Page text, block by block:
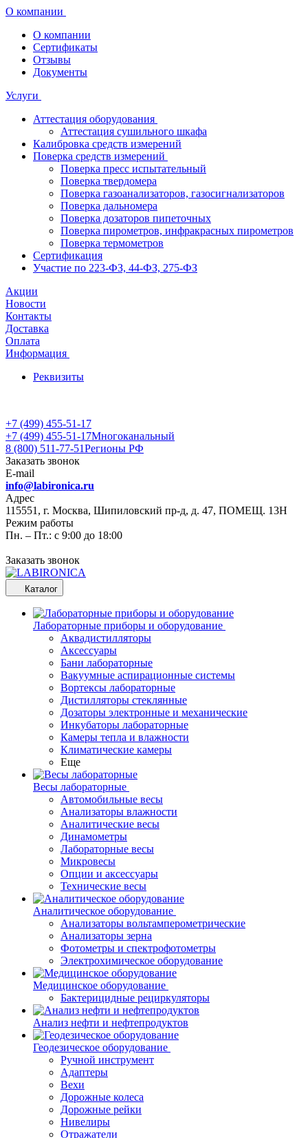
О компании
О компании
Сертификаты
Отзывы
Документы
Услуги
Аттестация оборудования
Аттестация сушильного шкафа
Калибровка средств измерений
Поверка средств измерений
Поверка пресс испытательный
Поверка твердомера
Поверка газоанализаторов, газосигнализаторов
Поверка дальномера
Поверка дозаторов пипеточных
Поверка пирометров, инфракрасных пирометров
Поверка термометров
Сертификация
Участие по 223-ФЗ, 44-ФЗ, 275-ФЗ
Акции
Новости
Контакты
Доставка
Оплата
Информация
Реквизиты
+7 (499) 455-51-17
+7 (499) 455-51-17Многоканальный
8 (800) 511-77-51Регионы РФ
Заказать звонок
E-mail
info@labironica.ru
Адрес
115551, г. Москва, Шипиловский пр-д, д. 47, ПОМЕЩ. 13Н
Режим работы
Пн. – Пт.: с 9:00 до 18:00
Заказать звонок
Каталог
Лабораторные приборы и оборудование
Аквадистилляторы
Аксессуары
Бани лабораторные
Вакуумные аспирационные системы
Вортексы лабораторные
Дистилляторы стеклянные
Дозаторы электронные и механические
Инкубаторы лабораторные
Камеры тепла и влажности
Климатические камеры
Еще
Весы лабораторные
Автомобильные весы
Анализаторы влажности
Аналитические весы
Динамометры
Лабораторные весы
Микровесы
Опции и аксессуары
Технические весы
Аналитическое оборудование
Анализаторы вольтамперометрические
Анализаторы зерна
Фотометры и спектрофотометры
Электрохимическое оборудование
Медицинское оборудование
Бактерицидные рециркуляторы
Анализ нефти и нефтепродуктов
Геодезическое оборудование
Ручной инструмент
Адаптеры
Вехи
Дорожные колеса
Дорожные рейки
Нивелиры
Отражатели